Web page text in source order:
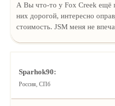
А Вы что-то у Fox Creek ещё
них дорогой, интересно
стоимость. JSM меня не
Sparhok90:
Россия, СПб